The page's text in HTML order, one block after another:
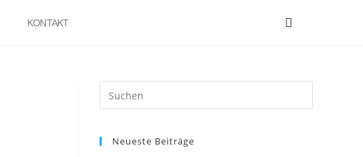
KONTAKT
Neueste Beiträge